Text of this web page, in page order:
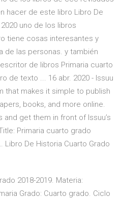
hacer de este libro Libro De
uno de los libros
tiene cosas interesantes y
de las personas. y también
de libros Primaria cuarto
de texto ... 16 abr. 2020 - Issuu
that makes it simple to publish
books, and more online.
and get them in front of Issuu’s
Primaria cuarto grado
De Historia Cuarto Grado
2018-2019. Materia:
Grado: Cuarto grado. Ciclo